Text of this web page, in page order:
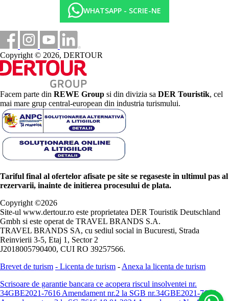
WHATSAPP - SCRIE-NE
Copyright © 2026, DERTOUR
Facem parte din REWE Group si din divizia sa DER Touristik, cel
mai mare grup central-european din industria turismului.
Tariful final al ofertelor afisate pe site se regaseste in ultimul pas al
rezervarii, inainte de initierea procesului de plata.
Copyright ©2026
Site-ul www.dertour.ro este proprietatea DER Touristik Deutschland
Gmbh si este operat de TRAVEL BRANDS S.A.
TRAVEL BRANDS SA, cu sediul social in Bucuresti, Strada
Reinvierii 3-5, Etaj 1, Sector 2
J2018005790400, CUI RO 39257566.
Brevet de turism - Licenta de turism - Anexa la licenta de turism
Scrisoare de garantie bancara ce acopera riscul insolventei nr.
34GBE2021-7616 Amendament nr.2 la SGB nr.34GBE2021-7616